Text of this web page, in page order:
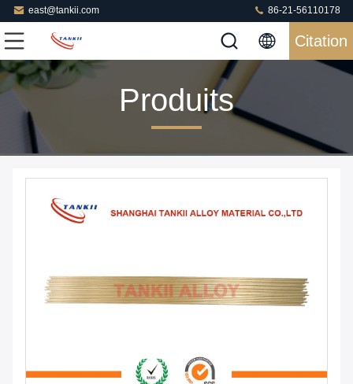
east@tankii.com 86-21-56110178
Citation
Produits